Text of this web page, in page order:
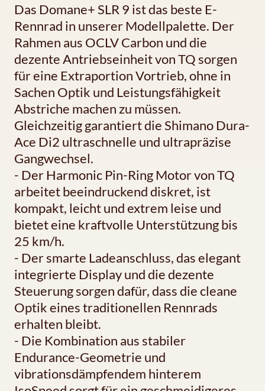
Das Domane+ SLR 9 ist das beste E-
Rennrad in unserer Modellpalette. Der
Rahmen aus OCLV Carbon und die
dezente Antriebseinheit von TQ sorgen
für eine Extraportion Vortrieb, ohne in
Sachen Optik und Leistungsfähigkeit
Abstriche machen zu müssen.
Gleichzeitig garantiert die Shimano Dura-
Ace Di2 ultraschnelle und ultrapräzise
Gangwechsel.
- Der Harmonic Pin-Ring Motor von TQ
arbeitet beeindruckend diskret, ist
kompakt, leicht und extrem leise und
bietet eine kraftvolle Unterstützung bis
25 km/h.
- Der smarte Ladeanschluss, das elegant
integrierte Display und die dezente
Steuerung sorgen dafür, dass die cleane
Optik eines traditionellen Rennrads
erhalten bleibt.
- Die Kombination aus stabiler
Endurance-Geometrie und
vibrationsdämpfendem hinterem